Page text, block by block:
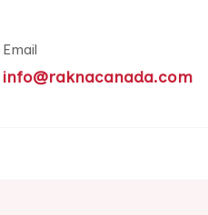
Email
info@raknacanada.com